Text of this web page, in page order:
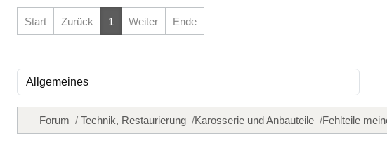
Start Zurück 1 Weiter Ende
Forum Technik, Restaurierung Karosserie und Anbauteile Fehlteile